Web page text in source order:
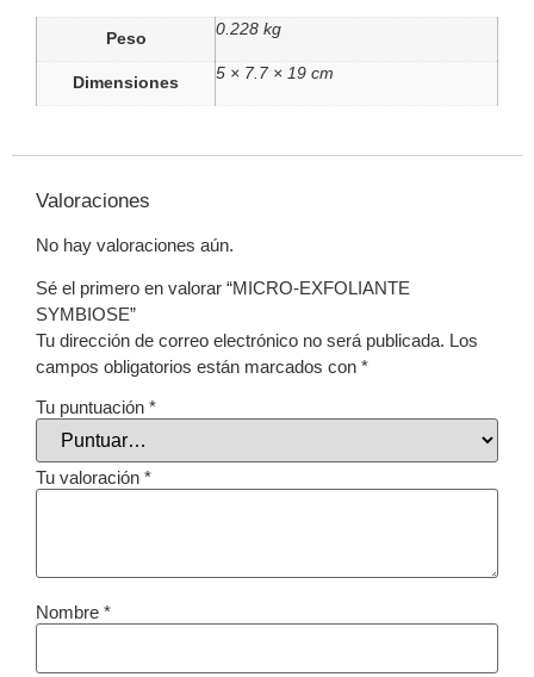
Peso
0.228 kg
Dimensiones
5 × 7.7 × 19 cm
Valoraciones
No hay valoraciones aún.
Sé el primero en valorar “MICRO-EXFOLIANTE
SYMBIOSE”
Tu dirección de correo electrónico no será publicada. Los
campos obligatorios están marcados con *
Tu puntuación *
Tu valoración *
Nombre *